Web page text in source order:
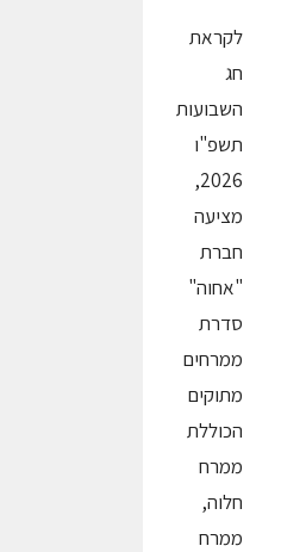
לקראת
חג
השבועות
תשפ"ו
2026,
מציעה
חברת
"אחוה"
סדרת
ממרחים
מתוקים
הכוללת
ממרח
חלוה,
ממרח